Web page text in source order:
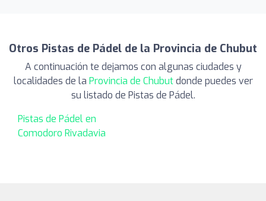
Otros Pistas de Pádel de la Provincia de Chubut
A continuación te dejamos con algunas ciudades y
localidades de la Provincia de Chubutdonde puedes ver
su listado de Pistas de Pádel.
Pistas de Pádel en
Comodoro Rivadavia